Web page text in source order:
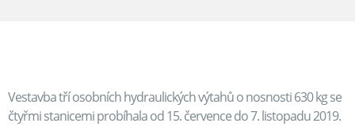
Vestavba tří osobních hydraulických výtahů o nosnosti 630 kg se
čtyřmi stanicemi probíhala od 15. července do 7. listopadu 2019.